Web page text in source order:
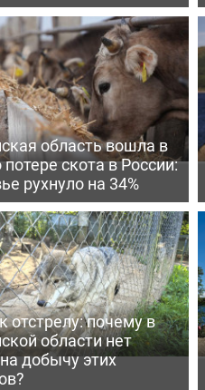
область вошла в
потере скота в России:
рухнуло на 34%
отстрелу: почему в
области нет
добычу этих